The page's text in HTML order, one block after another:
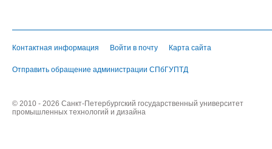
Контактная информация Войти в почту Карта сайта
Отправить обращение администрации СПбГУПТД
© 2010 - 2026 Санкт-Петербургский государственный университет
промышленных технологий и дизайна